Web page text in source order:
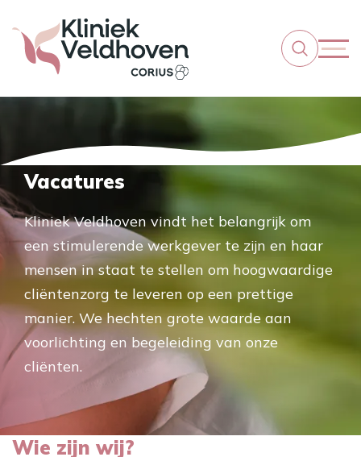
Vacatures
Kliniek Veldhoven vindt het belangrijk om
een stimulerende werkgever te zijn en haar
mensen in staat te stellen om hoogwaardige
cliëntenzorg te leveren op een prettige
manier. We hechten grote waarde aan
voorlichting en begeleiding van onze
cliënten.
Wie zijn wij?